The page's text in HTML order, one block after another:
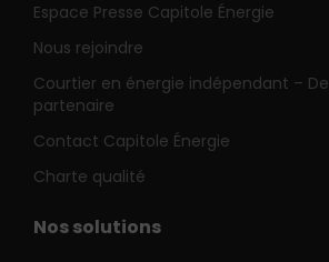
Espace Presse Capitole Énergie
Nous rejoindre
Courtier en énergie indépendant –
partenaire
Contact Capitole Énergie
Charte qualité
Nos solutions